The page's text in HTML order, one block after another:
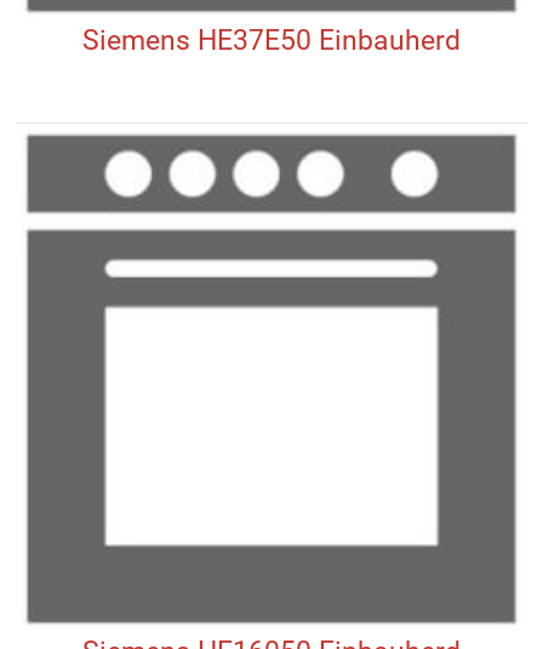
Siemens HE37E50 Einbauherd